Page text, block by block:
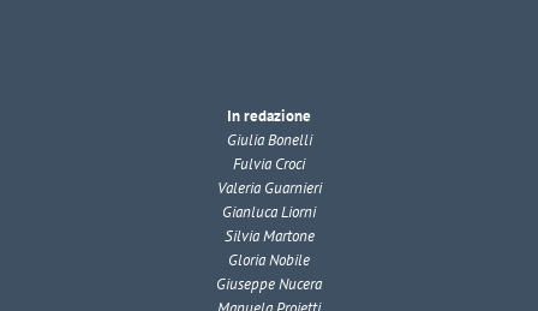
In redazione
Giulia Bonelli
Fulvia Croci
Valeria Guarnieri
Gianluca Liorni
Silvia Martone
Gloria Nobile
Giuseppe Nucera